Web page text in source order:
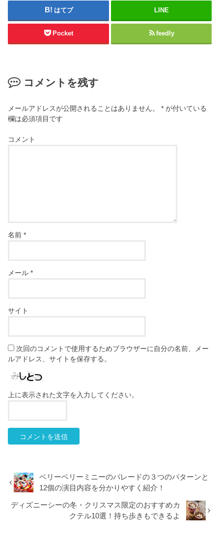
はてブ LINE
Pocket feedly
コメントを残す
メールアドレスが公開されることはありません。 * が付いている
欄は必須項目です
コメント
名前*
メール*
サイト
次回のコメントで使用するためブラウザーに自分の名前、メー
ルアドレス、サイトを保存する。
上に表示された文字を入力してください。
ベリーベリーミニーのパレードの３つのパターンと
12個の演目内容を分かりやすく紹介！
ディズニーシーの冬・クリスマス限定のおすすめカ
クテル10選！持ち歩きもできるよ